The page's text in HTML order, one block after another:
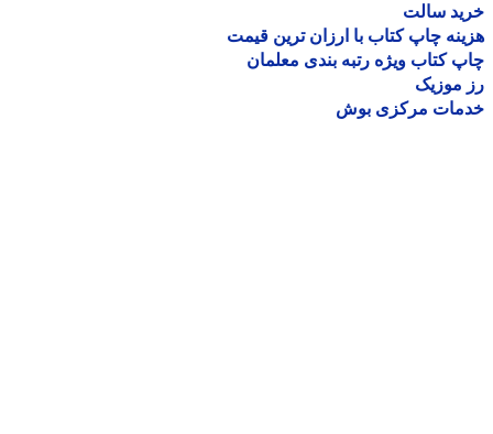
سالت
چاپ کتاب با ارزان ترین قیمت
کتاب ویژه رتبه بندی معلمان
موزیک
مرکزی بوش